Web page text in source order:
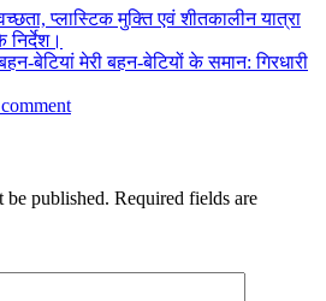
प्लास्टिक मुक्ति एवं शीतकालीन यात्रा
बेटियां मेरी बहन-बेटियों के समान: गिरधारी
be published. Required fields are